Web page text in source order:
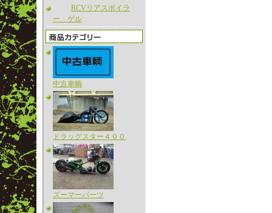
RCVリアスポイラ
ー ゲル
中古車輌
ドラッグスター４００
ズーマーパーツ